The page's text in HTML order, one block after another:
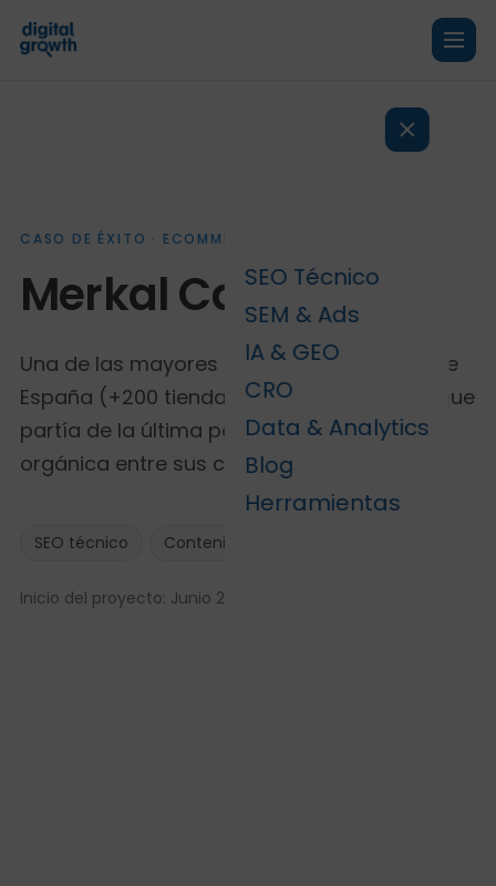
SEO Técnico
SEM & Ads
IA & GEO
CRO
Data & Analytics
Blog
Herramientas
CASO DE ÉXITO · ECOMMERCE DE MODA · CALZADO
Merkal Calzados
Una de las mayores cadenas de calzado de
España (+200 tiendas, +8M pares al año) que
partía de la última posición en visibilidad
orgánica entre sus competidores.
SEO técnico Contenidos
Inicio del proyecto: Junio 2021